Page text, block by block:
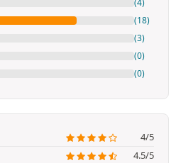
(4)
(18)
(3)
(0)
(0)
4/5
4.5/5